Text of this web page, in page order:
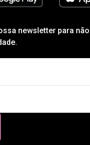
newsletter para